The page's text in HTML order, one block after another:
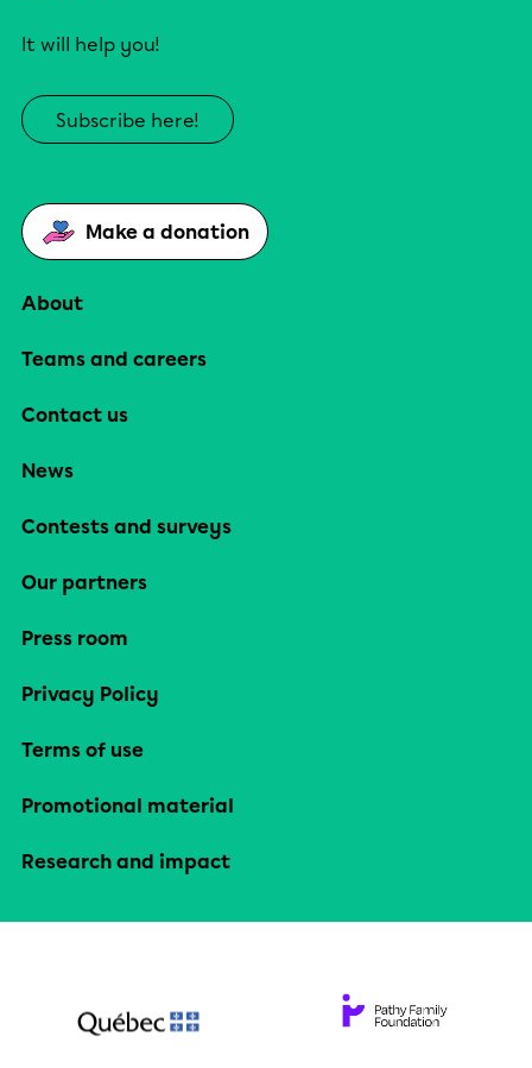
It will help you!
Subscribe here!
Make a donation
About
Teams and careers
Contact us
News
Contests and surveys
Our partners
Press room
Privacy Policy
Terms of use
Promotional material
Research and impact